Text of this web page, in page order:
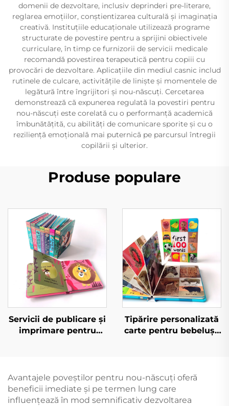
domenii de dezvoltare, inclusiv deprinderi pre-literare,
reglarea emoțiilor, conștientizarea culturală și imaginația
creativă. Instituțiile educaționale utilizează programe
structurate de povestire pentru a sprijini obiectivele
curriculare, în timp ce furnizorii de servicii medicale
recomandă povestirea terapeutică pentru copiii cu
provocări de dezvoltare. Aplicațiile din mediul casnic includ
rutinele de culcare, activitățile de liniște și momentele de
legătură între îngrijitori și nou-născuți. Cercetarea
demonstrează că expunerea regulată la povestiri pentru
nou-născuți este corelată cu o performanță academică
îmbunătățită, cu abilități de comunicare sporite și cu o
reziliență emoțională mai puternică pe parcursul întregii
copilării și ulterior.
Produse populare
Servicii de publicare și
imprimare pentru
grădiniță, cărți
cartonate
Tipărire personalizată
carte pentru bebeluși,
cartonată cu copertă
tare
Avantajele poveștilor pentru nou-născuți oferă
beneficii imediate și pe termen lung care
influențează în mod semnificativ dezvoltarea